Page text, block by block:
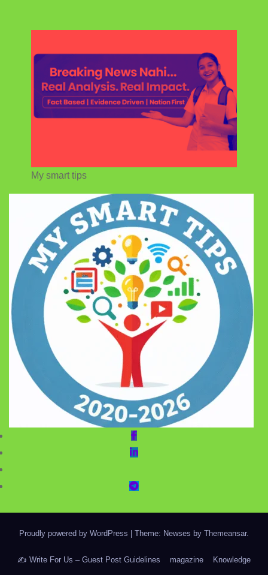
My smart tips
Proudly powered by WordPress Theme: Newses by Themeansar.
✍️ Write For Us – Guest Post Guidelines magazine Knowledge